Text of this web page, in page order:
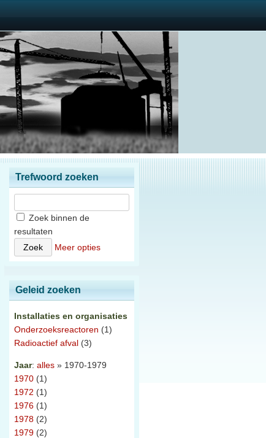
Trefwoord zoeken
Zoek binnen de
resultaten
Meer opties
Geleid zoeken
Installaties en organisaties
Onderzoeksreactoren (1)
Radioactief afval (3)
Jaar: alles » 1970-1979
1970 (1)
1972 (1)
1976 (1)
1978 (2)
1979 (2)